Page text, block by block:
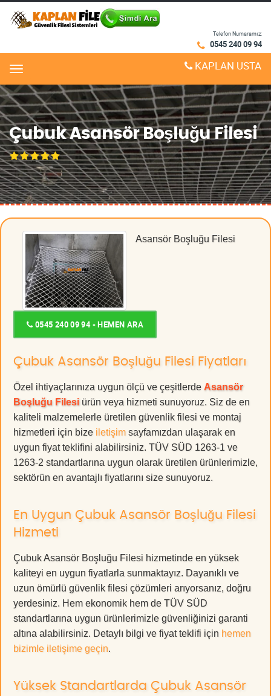
Telefon Numaramız:
0545 240 09 94
Menu KAPLAN USTA
Çubuk Asansör Boşluğu Filesi
Asansör Boşluğu Filesi
0545 240 09 94 - HEMEN ARA
Çubuk Asansör Boşluğu Filesi Fiyatları
Özel ihtiyaçlarınıza uygun ölçü ve çeşitlerde Asansör
Boşluğu Filesi ürün veya hizmeti sunuyoruz. Siz de en
kaliteli malzemelerle üretilen güvenlik filesi ve montaj
hizmetleri için bize iletişim sayfamızdan ulaşarak en
uygun fiyat teklifini alabilirsiniz. TÜV SÜD 1263-1 ve
1263-2 standartlarına uygun olarak üretilen ürünlerimizle,
sektörün en avantajlı fiyatlarını size sunuyoruz.
En Uygun Çubuk Asansör Boşluğu Filesi
Hizmeti
Çubuk Asansör Boşluğu Filesi hizmetinde en yüksek
kaliteyi en uygun fiyatlarla sunmaktayız. Dayanıklı ve
uzun ömürlü güvenlik filesi çözümleri arıyorsanız, doğru
yerdesiniz. Hem ekonomik hem de TÜV SÜD
standartlarına uygun ürünlerimizle güvenliğinizi garanti
altına alabilirsiniz. Detaylı bilgi ve fiyat teklifi için hemen
bizimle iletişime geçin.
Yüksek Standartlarda Çubuk Asansör